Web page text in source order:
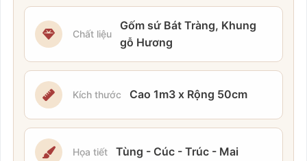
Chất liệu
Gốm sứ Bát Tràng, Khung
gỗ Hương
Kích thước Cao 1m3 x Rộng 50cm
Họa tiết Tùng - Cúc - Trúc - Mai